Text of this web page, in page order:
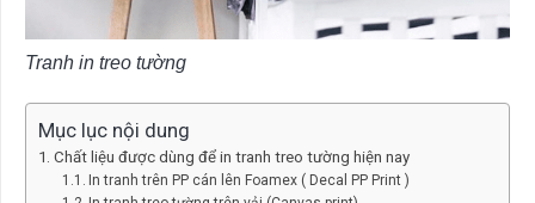
Tranh in treo tường
Mục lục nội dung
Chất liệu được dùng để in tranh treo tường hiện nay
In tranh trên PP cán lên Foamex ( Decal PP Print )